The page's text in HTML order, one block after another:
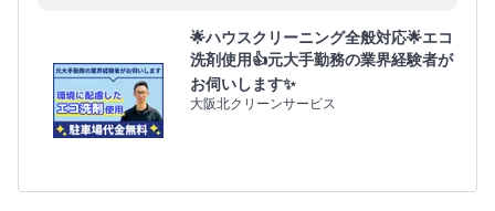
🌟ハウスクリーニング全般対応🌟エコ
洗剤使用👍元大手勤務の業界経験者が
お伺いします✨
大阪北クリーンサービス